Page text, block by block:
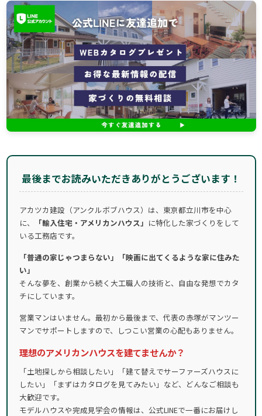
最後までお読みいただきありがとうございます！
アカツカ建設（アンクルボブハウス）は、東京都立川市を中心
に、
「輸入住宅・アメリカンハウス」 に特化した家づくりをして
いる工務店です。
「普通の家じゃつまらない」「映画に出てくるような家に住みた
い」
そんな夢を、創業から続く大工職人の技術と、自由な発想でカタ
チにしています。
営業マンはいません。最初から最後まで、代表の赤塚がマンツー
マンでサポートしますので、しつこい営業の心配もありません。
理想のアメリカンハウスを建てませんか？
「土地探しから相談したい」「建て替えでサーファーズハウスに
したい」「まずはカタログを見てみたい」など、どんなご相談も
大歓迎です。
モデルハウスや完成見学会の情報は、公式LINEで一番にお届けし